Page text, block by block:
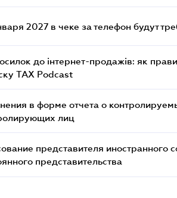
2027 в чеке за телефон будут
до інтернет-продажів: як
TAX Podcast
в форме отчета о
лиц
представителя
представительства